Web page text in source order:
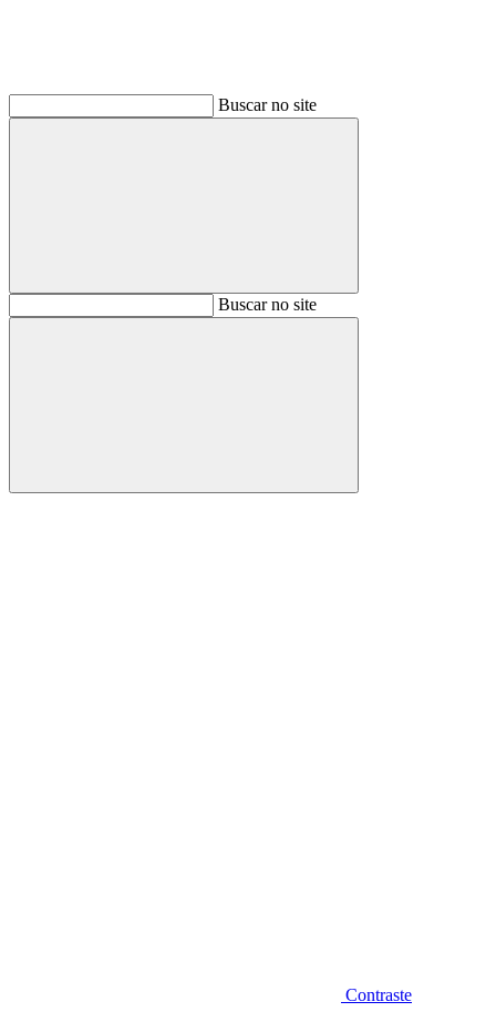
Buscar no site
BuscarBuscar no site
Buscar
Contraste